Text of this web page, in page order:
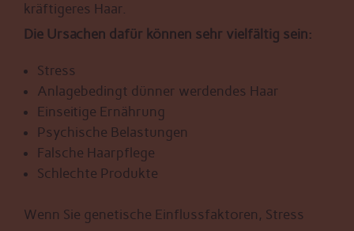
kräftigeres Haar.
Die Ursachen dafür können sehr vielfältig sein:
Stress
Anlagebedingt dünner werdendes Haar
Einseitige Ernährung
Psychische Belastungen
Falsche Haarpflege
Schlechte Produkte
Wenn Sie genetische Einflussfaktoren, Stress